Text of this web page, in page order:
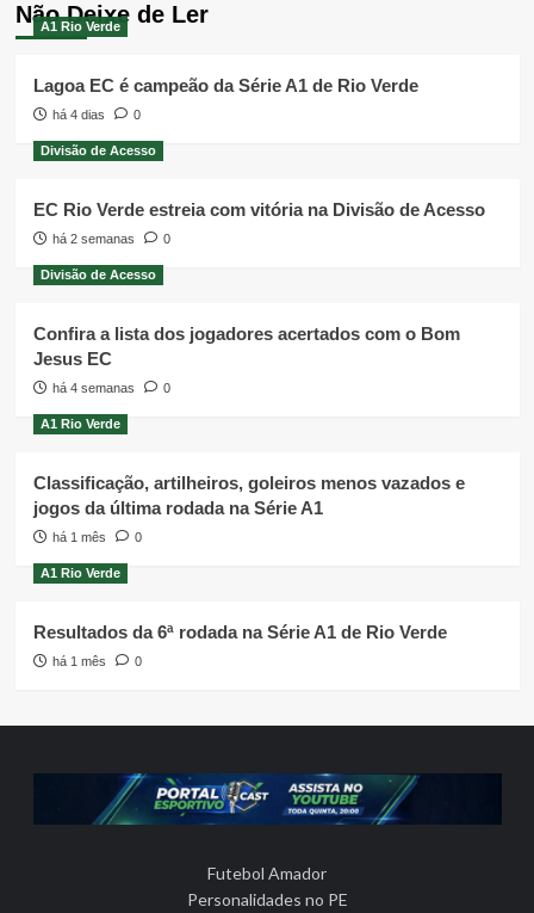
Não Deixe de Ler
A1 Rio Verde
Lagoa EC é campeão da Série A1 de Rio Verde
há 4 dias 0
Divisão de Acesso
EC Rio Verde estreia com vitória na Divisão de Acesso
há 2 semanas 0
Divisão de Acesso
Confira a lista dos jogadores acertados com o Bom
Jesus EC
há 4 semanas 0
A1 Rio Verde
Classificação, artilheiros, goleiros menos vazados e
jogos da última rodada na Série A1
há 1 mês 0
A1 Rio Verde
Resultados da 6ª rodada na Série A1 de Rio Verde
há 1 mês 0
Futebol Amador
Personalidades no PE